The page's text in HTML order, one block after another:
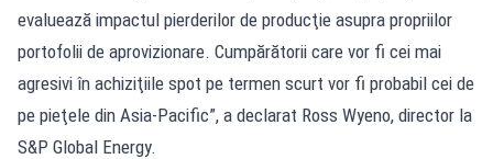
evaluează impactul pierderilor de producţie asupra propriilor
portofolii de aprovizionare. Cumpărătorii care vor fi cei mai
agresivi în achiziţiile spot pe termen scurt vor fi probabil cei de
pe pieţele din Asia-Pacific”, a declarat Ross Wyeno, director la
S&P Global Energy.